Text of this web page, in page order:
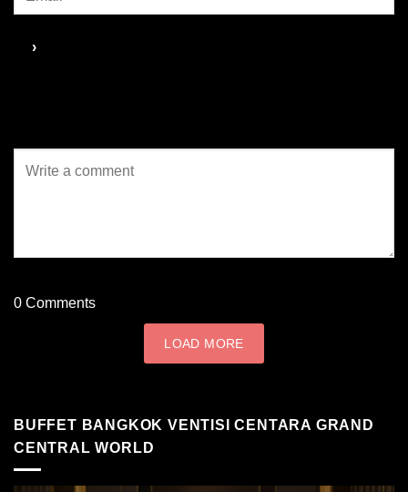
0 Comments
LOAD MORE
BUFFET BANGKOK VENTISI CENTARA GRAND
CENTRAL WORLD